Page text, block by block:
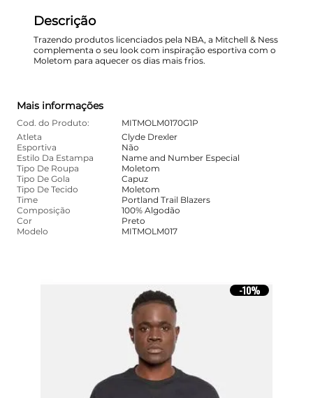
Descrição
Trazendo produtos licenciados pela NBA, a Mitchell & Ness
complementa o seu look com inspiração esportiva com o
Moletom para aquecer os dias mais frios.
Mais informações
Cod. do Produto:
MITMOLM0170G1P
Atleta
Clyde Drexler
Esportiva
Não
Estilo Da Estampa
Name and Number Especial
Tipo De Roupa
Moletom
Tipo De Gola
Capuz
Tipo De Tecido
Moletom
Time
Portland Trail Blazers
Composição
100% Algodão
Cor
Preto
Modelo
MITMOLM017
-10%